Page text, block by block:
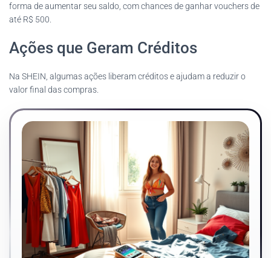
forma de aumentar seu saldo, com chances de ganhar vouchers de
até R$ 500.
Ações que Geram Créditos
Na SHEIN, algumas ações liberam créditos e ajudam a reduzir o
valor final das compras.